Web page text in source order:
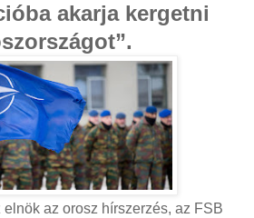
akarja kergetni
az orosz hírszerzés, az FSB